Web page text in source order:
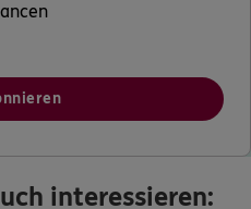
interessieren: